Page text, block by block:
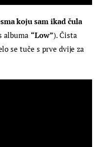
koju sam ikad čula
albuma “Low”). Čista
se tuče s prve dvije za